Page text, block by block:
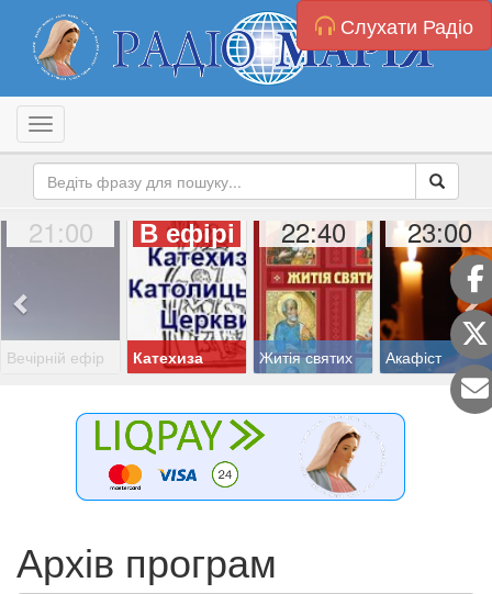
Слухати Радіо
Toggle navigation
21:00
Вечірній ефір
В ефірі
Катехиза
22:40
Житія святих
23:00
Акафіст
Архів програм